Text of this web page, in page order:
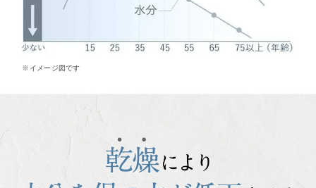
※イメージ図です